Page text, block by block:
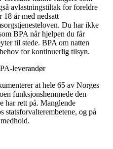
fond
avlastningstiltak for foreldre
18 år med nedsatt
Du har ikke
BPA når hjelpen du får
til stede. BPA om natten
for kontinuerlig tilsyn.
leverandør
at hele 65 av Norges
funksjonshemmede den
har rett på. Manglende
statsforvalterembetene, og på